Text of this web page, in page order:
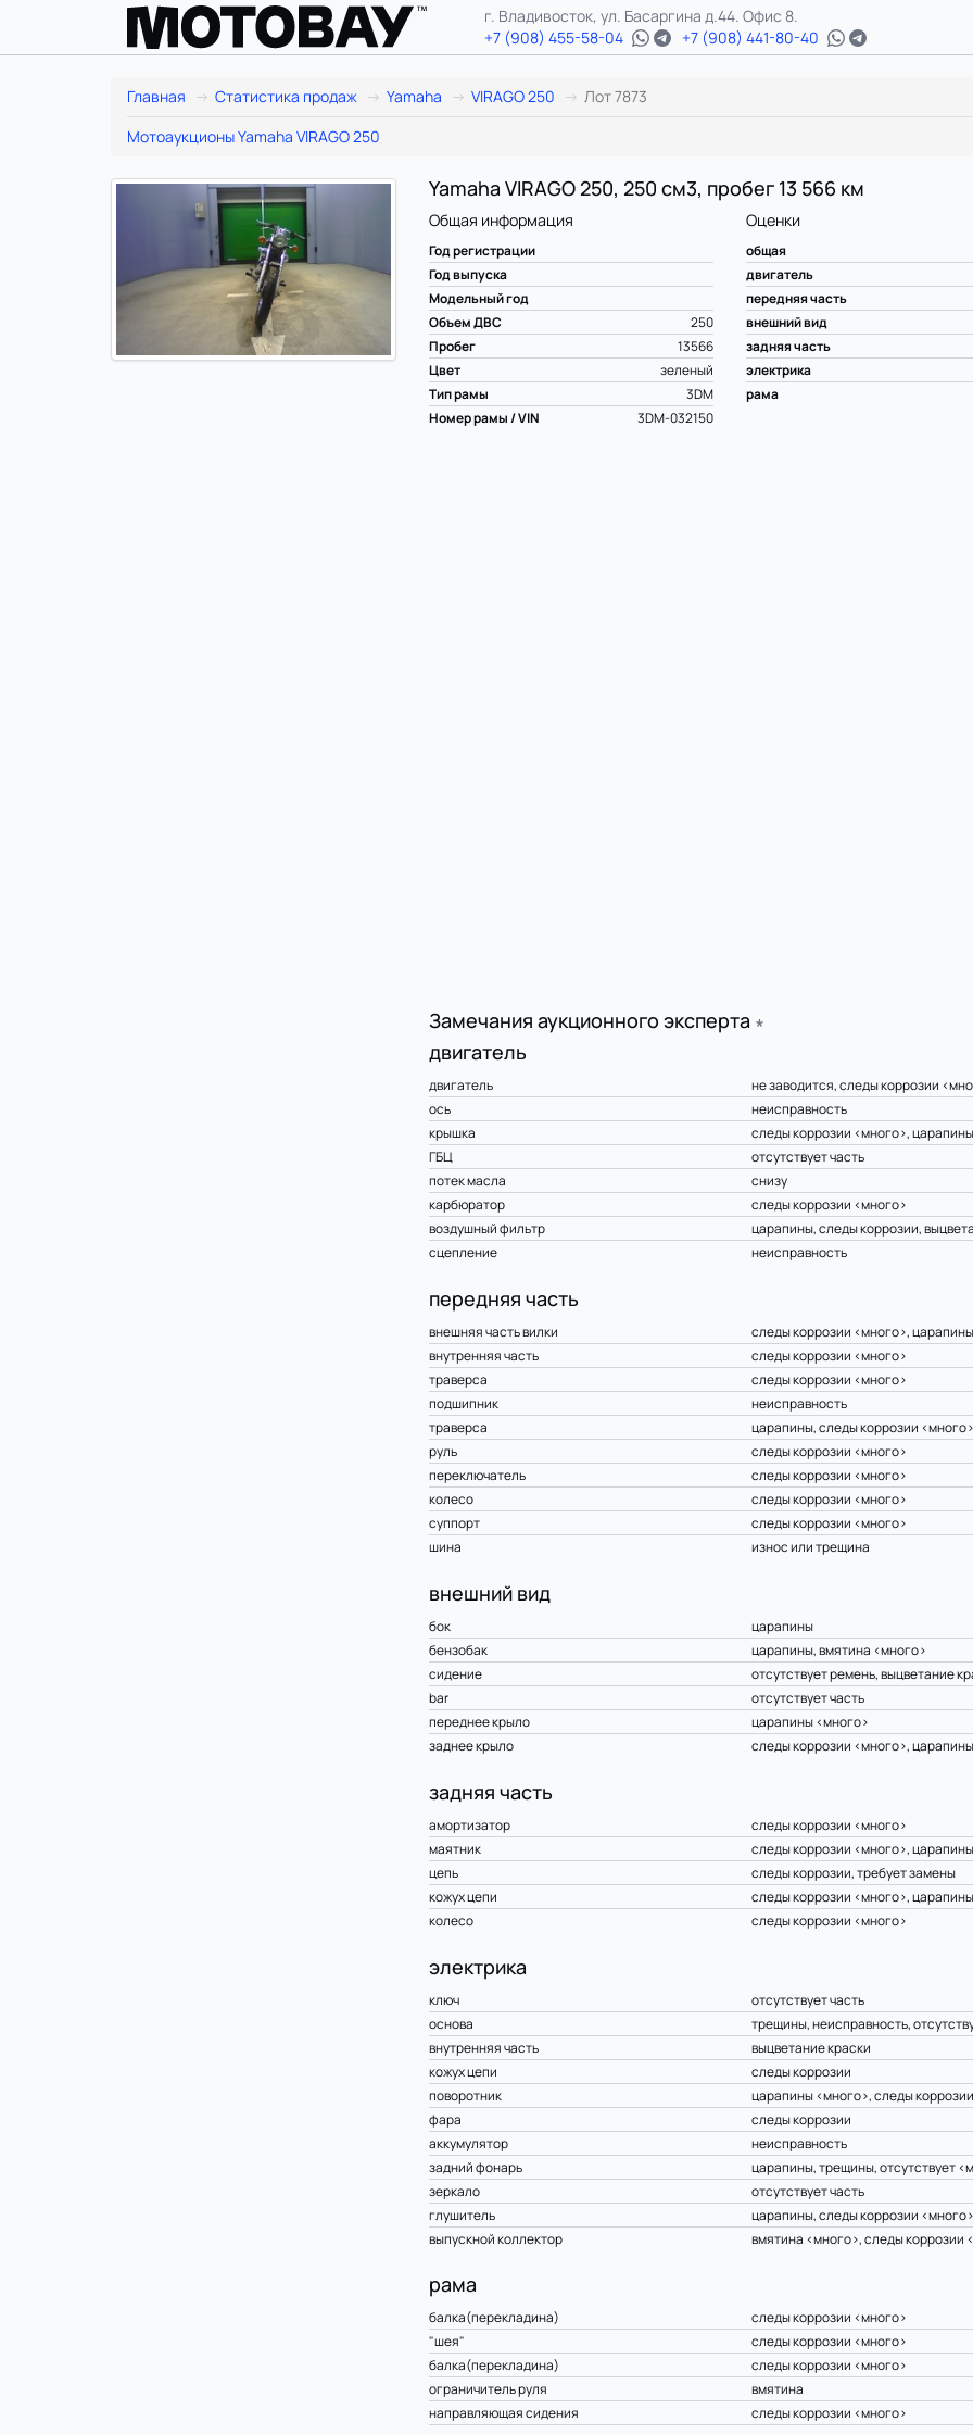
г. Владивосток, ул. Басаргина д.44. Офис 8.
+7 (908) 455-58-04
+7 (908) 441-80-40
Главная Статистика продаж Yamaha VIRAGO 250
Лот 7873
Мотоаукционы Yamaha VIRAGO 250
Yamaha VIRAGO 250, 250 см3, пробег 13 566 км
Общая информация
Год регистрации
Год выпуска
Модельный год
Объем ДВС
250
Пробег
13566
Цвет
зеленый
Тип рамы
3DM
Номер рамы / VIN
3DM-032150
Оценки
общая
двигатель
передняя часть
внешний вид
задняя часть
электрика
рама
Замечания аукционного эксперта ∗
двигатель
двигатель
не заводится, следы коррозии
ось
неисправность
крышка
следы коррозии <много>, царапины
ГБЦ
отсутствует часть
потек масла
снизу
карбюратор
следы коррозии <много>
воздушный фильтр
царапины, следы коррозии,
сцепление
неисправность
передняя часть
внешняя часть вилки
следы коррозии <много>,
внутренняя часть
следы коррозии <много>
траверса
следы коррозии <много>
подшипник
неисправность
траверса
царапины, следы коррозии <много>
руль
следы коррозии <много>
переключатель
следы коррозии <много>
колесо
следы коррозии <много>
суппорт
следы коррозии <много>
шина
износ или трещина
внешний вид
бок
царапины
бензобак
царапины, вмятина <много>
сидение
отсутствует ремень, выцветание
bar
отсутствует часть
переднее крыло
царапины <много>
заднее крыло
следы коррозии <много>, царапины
задняя часть
амортизатор
следы коррозии <много>
маятник
следы коррозии <много>, царапины
цепь
следы коррозии, требует замены
кожух цепи
следы коррозии <много>, царапины
колесо
следы коррозии <много>
электрика
ключ
отсутствует часть
основа
трещины, неисправность,
внутренняя часть
выцветание краски
кожух цепи
следы коррозии
поворотник
царапины <много>, следы коррозии
фара
следы коррозии
аккумулятор
неисправность
задний фонарь
царапины, трещины, отсутствует
зеркало
отсутствует часть
глушитель
царапины, следы коррозии <много>
выпускной коллектор
вмятина <много>, следы коррозии
рама
балка(перекладина)
следы коррозии <много>
"шея"
следы коррозии <много>
балка(перекладина)
следы коррозии <много>
ограничитель руля
вмятина
направляющая сидения
следы коррозии <много>